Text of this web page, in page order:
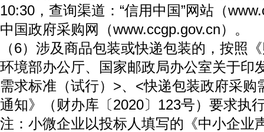
10:30，查询渠道：“信用中国”网站（
中国政府采购网（www.ccgp.gov.cn）。
（6）涉及商品包装或快递包装的，按照
环境部办公厅、国家邮政局办公室关于印
需求标准（试行）>、<快递包装政府采购
通知》（财办库〔2020〕123号）要求执
注：小微企业以投标人填写的《中小企业